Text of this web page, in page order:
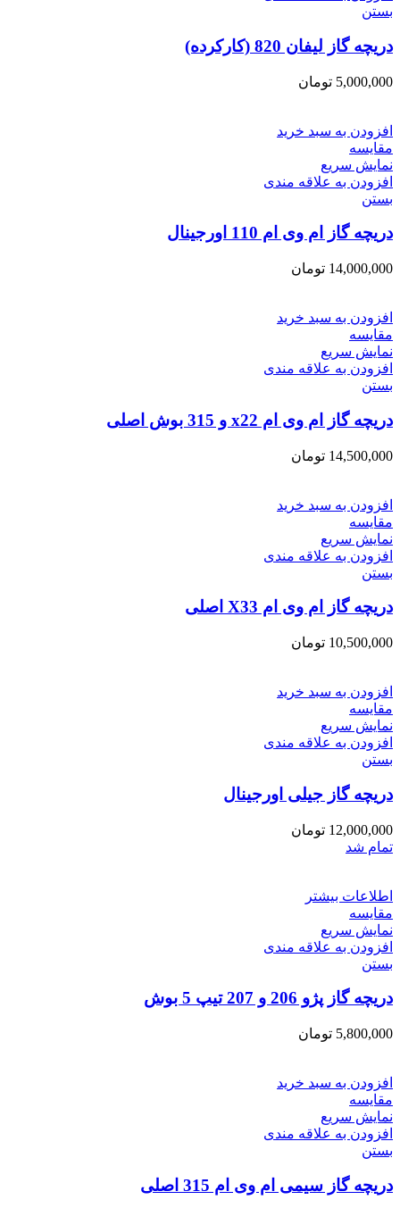
بستن
دریچه گاز لیفان 820 (کارکرده)
5,000,000 تومان
افزودن به سبد خرید
مقایسه
نمایش سریع
افزودن به علاقه مندی
بستن
دریچه گاز ام وی ام 110 اورجینال
14,000,000 تومان
افزودن به سبد خرید
مقایسه
نمایش سریع
افزودن به علاقه مندی
بستن
دریچه گاز ام وی ام x22 و 315 بوش اصلی
14,500,000 تومان
افزودن به سبد خرید
مقایسه
نمایش سریع
افزودن به علاقه مندی
بستن
دریچه گاز ام وی ام X33 اصلی
10,500,000 تومان
افزودن به سبد خرید
مقایسه
نمایش سریع
افزودن به علاقه مندی
بستن
دریچه گاز جیلی اورجینال
12,000,000 تومان
تمام شد
اطلاعات بیشتر
مقایسه
نمایش سریع
افزودن به علاقه مندی
بستن
دریچه گاز پژو 206 و 207 تیپ 5 بوش
5,800,000 تومان
افزودن به سبد خرید
مقایسه
نمایش سریع
افزودن به علاقه مندی
بستن
دریچه گاز سیمی ام وی ام 315 اصلی